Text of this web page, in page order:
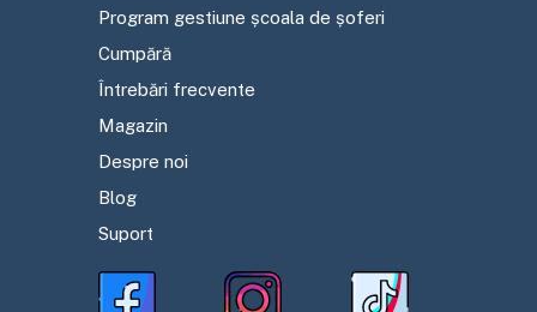
Program gestiune școala de șoferi
Cumpără
Întrebări frecvente
Magazin
Despre noi
Blog
Suport